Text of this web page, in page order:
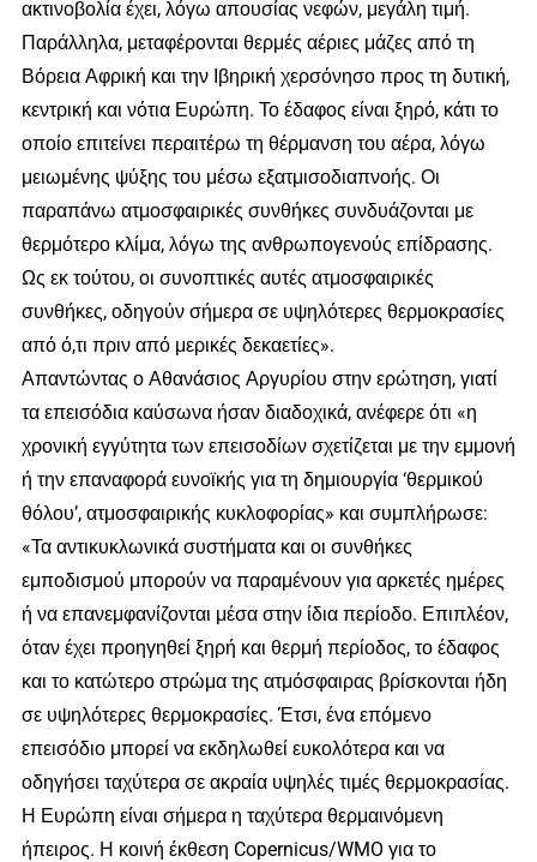
ακτινοβολία έχει, λόγω απουσίας νεφών, μεγάλη τιμή.
Παράλληλα, μεταφέρονται θερμές αέριες μάζες από τη
Βόρεια Αφρική και την Ιβηρική χερσόνησο προς τη δυτική,
κεντρική και νότια Ευρώπη. Το έδαφος είναι ξηρό, κάτι το
οποίο επιτείνει περαιτέρω τη θέρμανση του αέρα, λόγω
μειωμένης ψύξης του μέσω εξατμισοδιαπνοής. Οι
παραπάνω ατμοσφαιρικές συνθήκες συνδυάζονται με
θερμότερο κλίμα, λόγω της ανθρωπογενούς επίδρασης.
Ως εκ τούτου, οι συνοπτικές αυτές ατμοσφαιρικές
συνθήκες, οδηγούν σήμερα σε υψηλότερες θερμοκρασίες
από ό,τι πριν από μερικές δεκαετίες».
Απαντώντας ο Αθανάσιος Αργυρίου στην ερώτηση, γιατί
τα επεισόδια καύσωνα ήσαν διαδοχικά, ανέφερε ότι «η
χρονική εγγύτητα των επεισοδίων σχετίζεται με την εμμονή
ή την επαναφορά ευνοϊκής για τη δημιουργία ‘θερμικού
θόλου’, ατμοσφαιρικής κυκλοφορίας» και συμπλήρωσε:
«Τα αντικυκλωνικά συστήματα και οι συνθήκες
εμποδισμού μπορούν να παραμένουν για αρκετές ημέρες
ή να επανεμφανίζονται μέσα στην ίδια περίοδο. Επιπλέον,
όταν έχει προηγηθεί ξηρή και θερμή περίοδος, το έδαφος
και το κατώτερο στρώμα της ατμόσφαιρας βρίσκονται ήδη
σε υψηλότερες θερμοκρασίες. Έτσι, ένα επόμενο
επεισόδιο μπορεί να εκδηλωθεί ευκολότερα και να
οδηγήσει ταχύτερα σε ακραία υψηλές τιμές θερμοκρασίας.
Η Ευρώπη είναι σήμερα η ταχύτερα θερμαινόμενη
ήπειρος. Η κοινή έκθεση Copernicus/WMO για το